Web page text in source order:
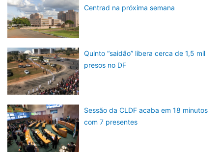
Centrad na próxima semana
Quinto “saidão” libera cerca de 1,5 mil
presos no DF
Sessão da CLDF acaba em 18 minutos
com 7 presentes